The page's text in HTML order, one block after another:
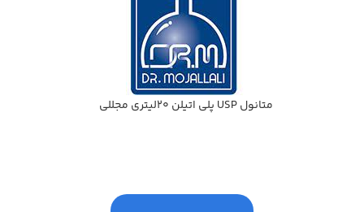
متانول USP پلي اتيلن 20ليتري مجللي